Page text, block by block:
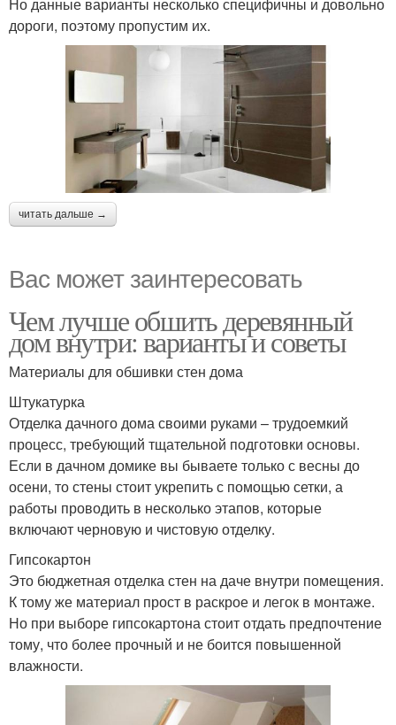
дороги, поэтому пропустим их.
читать дальше →
Вас может заинтересовать
Чем лучше обшить деревянный
дом внутри: варианты и советы
Материалы для обшивки стен дома
Штукатурка
Отделка дачного дома своими руками – трудоемкий
процесс, требующий тщательной подготовки основы.
Если в дачном домике вы бываете только с весны до
осени, то стены стоит укрепить с помощью сетки, а
работы проводить в несколько этапов, которые
включают черновую и чистовую отделку.
Гипсокартон
Это бюджетная отделка стен на даче внутри помещения.
К тому же материал прост в раскрое и легок в монтаже.
Но при выборе гипсокартона стоит отдать предпочтение
тому, что более прочный и не боится повышенной
влажности.